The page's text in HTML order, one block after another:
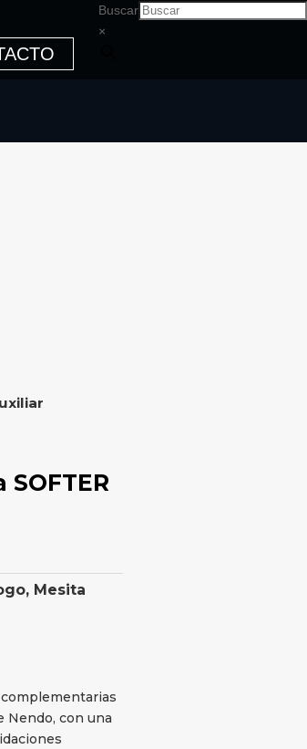
Buscar
×
, Mesita
Nendo, con una